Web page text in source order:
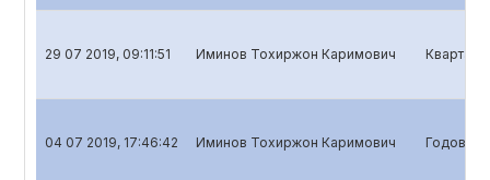
29 07 2019, 09:11:51 Иминов Тохиржон Каримович
04 07 2019, 17:46:42 Иминов Тохиржон Каримович Годовой